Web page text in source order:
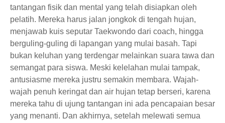
tantangan fisik dan mental yang telah disiapkan oleh
pelatih. Mereka harus jalan jongkok di tengah hujan,
menjawab kuis seputar Taekwondo dari coach, hingga
berguling-guling di lapangan yang mulai basah. Tapi
bukan keluhan yang terdengar melainkan suara tawa dan
semangat para siswa. Meski kelelahan mulai tampak,
antusiasme mereka justru semakin membara. Wajah-
wajah penuh keringat dan air hujan tetap berseri, karena
mereka tahu di ujung tantangan ini ada pencapaian besar
yang menanti. Dan akhirnya, setelah melewati semua